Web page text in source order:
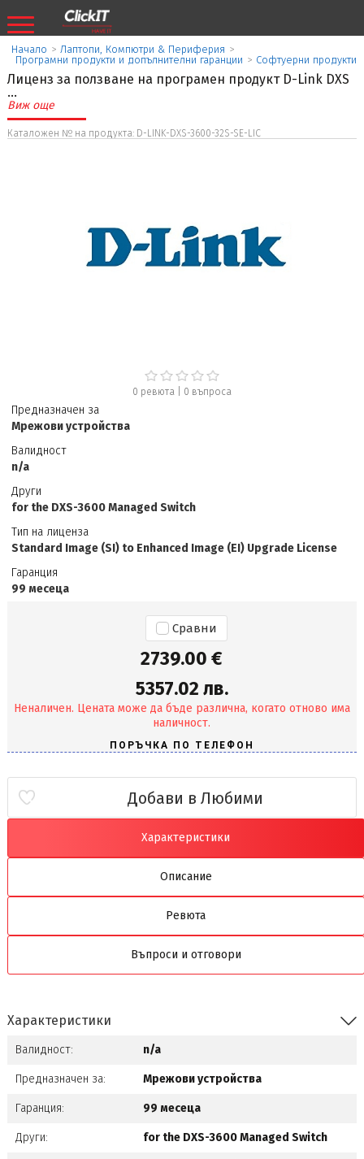
Начало > Лаптопи, Компютри & Периферия >
Програмни продукти и допълнителни гаранции > Софтуерни продукти
Лиценз за ползване на програмен продукт D-Link DXS
...
Виж още
Каталожен № на продукта: D-LINK-DXS-3600-32S-SE-LIC
0 ревюта| 0 въпроса
Предназначен за
Мрежови устройства
Валидност
n/a
Други
for the DXS-3600 Managed Switch
Тип на лиценза
Standard Image (SI) to Enhanced Image (EI) Upgrade License
Гаранция
99 месеца
Сравни
2739.00 €
5357.02 лв.
Неналичен. Цената може да бъде различна, когато отново има
наличност.
Добави в Любими
Характеристики
Описание
Ревюта
Въпроси и отговори
Характеристики
Валидност: n/a
Предназначен за: Мрежови устройства
Гаранция: 99 месеца
Други: for the DXS-3600 Managed Switch